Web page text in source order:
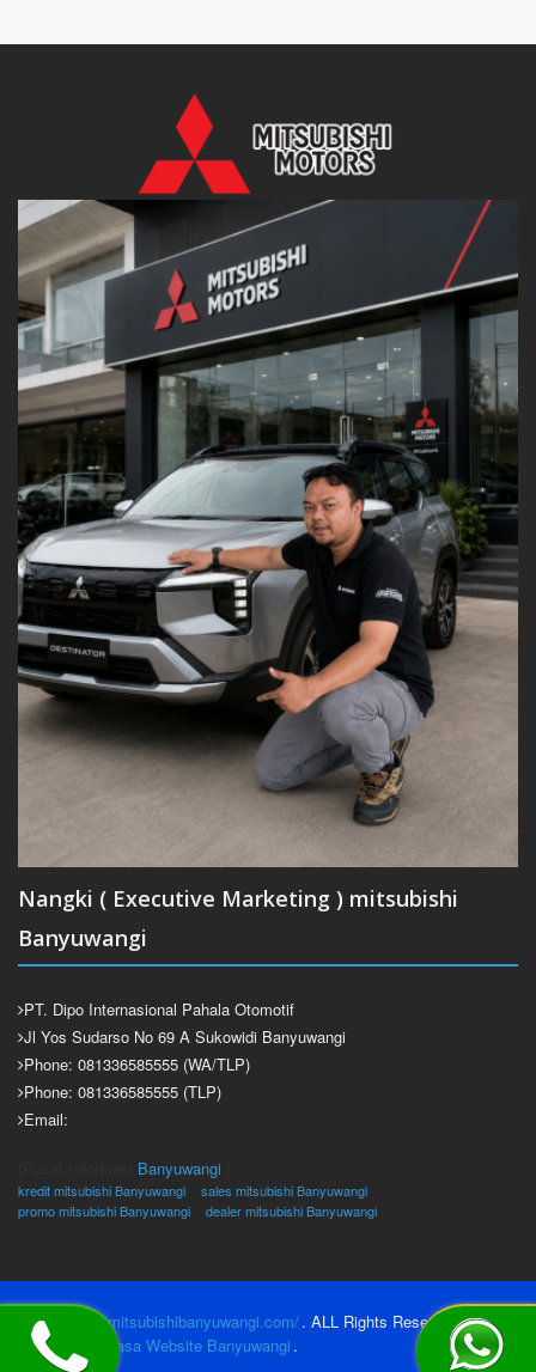
Nangki ( Executive Marketing ) mitsubishi
Banyuwangi
PT. Dipo Internasional Pahala Otomotif
Jl Yos Sudarso No 69 A Sukowidi Banyuwangi
Phone: 081336585555 (WA/TLP)
Phone: 081336585555 (TLP)
Email:
Banyuwangi
kredit mitsubishi Banyuwangi
sales mitsubishi Banyuwangi
promo mitsubishi Banyuwangi
dealer mitsubishi Banyuwangi
2026 https://mitsubishibanyuwangi.com/. ALL Rights Reserved.
@Create by
Jasa Website Banyuwangi .